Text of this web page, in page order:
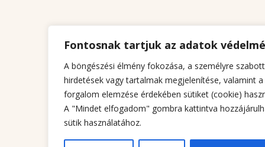
Fontosnak tartjuk az adatok
A böngészési élmény fokozása, a személyre szabott
hirdetések vagy tartalmak megjelenítése, valamint a
forgalom elemzése érdekében sütiket (cookie)
A "Mindet elfogadom" gombra kattintva
sütik használatához.